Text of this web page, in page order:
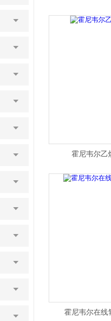
霍尼韦尔乙
霍尼韦尔在线